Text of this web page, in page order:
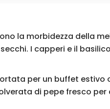
la morbidezza della
I capperi e il
per un buffet estivo
di pepe fresco per